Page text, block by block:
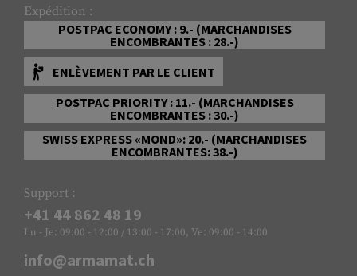
Expédition :
POSTPAC ECONOMY : 9.- (MARCHANDISES
ENCOMBRANTES : 28.-)
ENLÈVEMENT PAR LE CLIENT
POSTPAC PRIORITY : 11.- (MARCHANDISES
ENCOMBRANTES : 30.-)
SWISS EXPRESS «MOND»: 20.- (MARCHANDISES
ENCOMBRANTES: 38.-)
Support :
+41 44 862 48 19
Lu - Je: 09:00 - 12:00 / 13:00 - 17:00, Ve: 09:00 - 14:00
info@armamat.ch